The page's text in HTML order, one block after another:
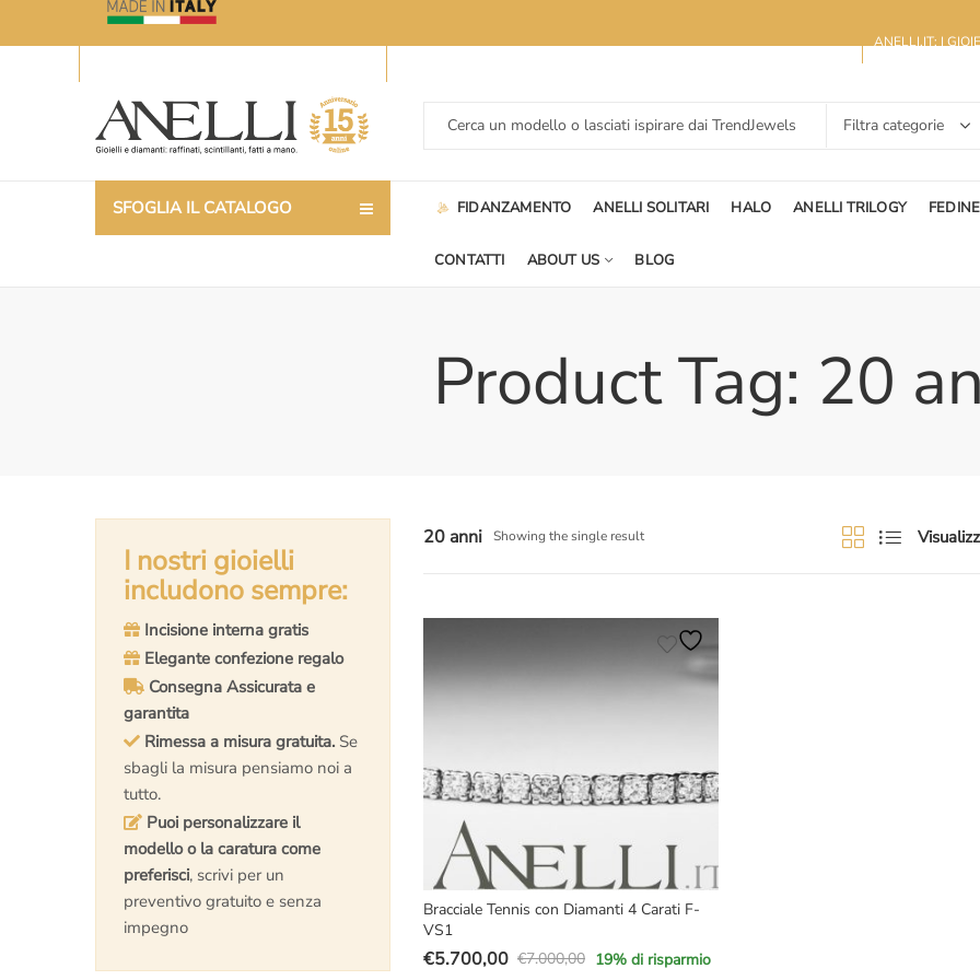
ANELLI.IT: I
SFOGLIA IL CATALOGO FIDANZAMENTO ANELLI SOLITARI HALO ANELLI TRILOGY FEDINE
CONTATTI ABOUT US BLOG
Product Tag: 20
20 anni Showing the single result
Bracciale Tennis con Diamanti 4 Carati F-
VS1
€7.000,00
Il
€5.700,00
Il 19% di risparmio
I nostri gioielli
includono sempre:
Incisione interna gratis
Elegante confezione regalo
Consegna Assicurata e
garantita
Rimessa a misura gratuita. Se
sbagli la misura pensiamo noi a
tutto.
Puoi personalizzare il
modello o la caratura come
preferisci, scrivi per un
preventivo gratuito e senza
impegno